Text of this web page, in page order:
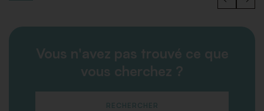
Vous n'avez pas trouvé ce que
vous cherchez ?
RECHERCHER